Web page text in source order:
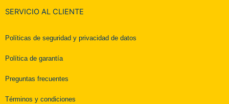
SERVICIO AL CLIENTE
Políticas de seguridad y privacidad de datos
Política de garantía
Preguntas frecuentes
Términos y condiciones